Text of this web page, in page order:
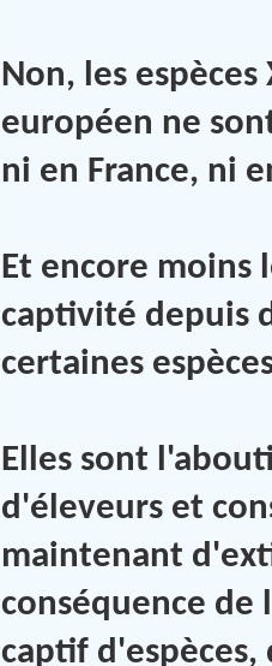
Non, les
européen ne
ni en France, ni
Et encore moins
captivité depuis
certaines
Elles sont
d'éleveurs et
maintenant
conséquence
captif d'espèces,